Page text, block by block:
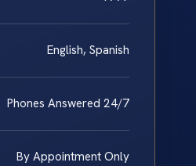
English, Spanish
Phones Answered 24/7
By Appointment Only